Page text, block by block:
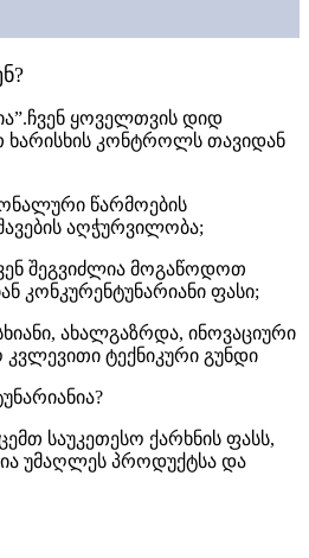
ყოველთვის დიდ
ხარისხის კონტროლს თავიდან
წარმოების
აღჭურვილობა;
შეგვიძლია მოგაწოდოთ
კონკურენტუნარიანი ფასი;
ახალგაზრდა, ინოვაციური
ტექნიკური გუნდი
საუკეთესო ქარხნის ფასს,
უმაღლეს პროდუქტსა და